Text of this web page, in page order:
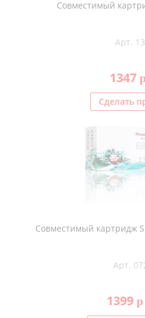
Совместимый
Арт.
1347
Сделать
Совместимый картридж
Арт.
1399 p